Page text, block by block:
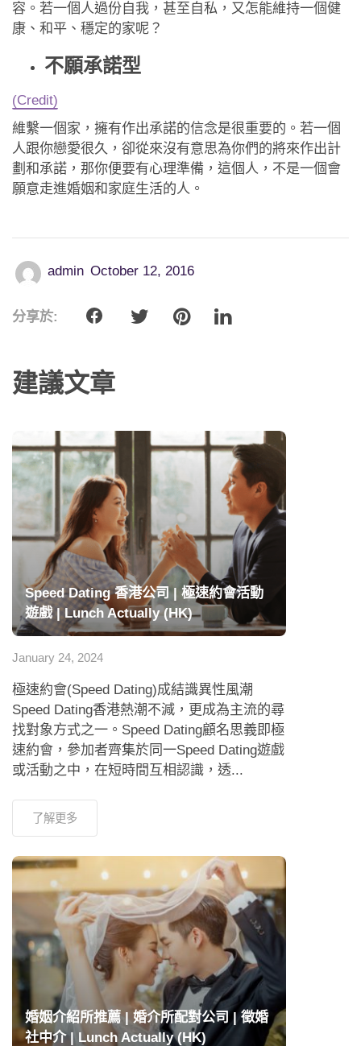
容。若一個人過份自我，甚至自私，又怎能維持一個健
康、和平、穩定的家呢？
不願承諾型
(Credit)
維繫一個家，擁有作出承諾的信念是很重要的。若一個
人跟你戀愛很久，卻從來沒有意思為你們的將來作出計
劃和承諾，那你便要有心理準備，這個人，不是一個會
願意走進婚姻和家庭生活的人。
admin October 12, 2016
分享於:
建議文章
Speed Dating 香港公司 | 極速約會活動
遊戲 | Lunch Actually (HK)
January 24, 2024
極速約會(Speed Dating)成結識異性風潮
Speed Dating香港熱潮不減，更成為主流的尋
找對象方式之一。Speed Dating顧名思義即極
速約會，參加者齊集於同一Speed Dating遊戲
或活動之中，在短時間互相認識，透...
了解更多
婚姻介紹所推薦 | 婚介所配對公司 | 徵婚
社中介 | Lunch Actually (HK)